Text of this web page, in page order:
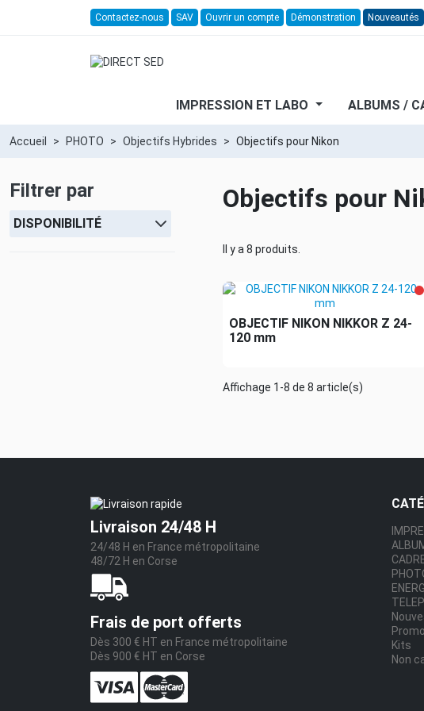
Contactez-nous SAV Ouvrir un compte Démonstration Nouveautés
IMPRESSION ET LABO ALBUMS /
Accueil PHOTO Objectifs Hybrides Objectifs pour Nikon
Filtrer par
DISPONIBILITÉ
Objectifs pour
Il y a 8 produits.
OBJECTIF NIKON NIKKOR Z 24-
120 mm
Affichage 1-8 de 8 article(s)
Livraison 24/48 H
24/48 H en France métropolitaine
48/72 H en Corse
Frais de port offerts
Dès 300 € HT en France métropolitaine
Dès 900 € HT en Corse
Kits
Non